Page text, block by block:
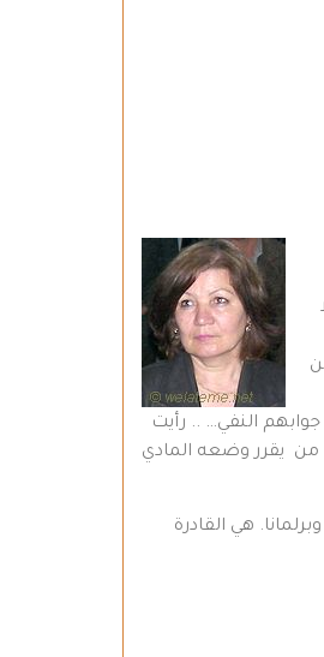
النفي… .. رأيت
من يقرر وضعه المادي
هي القادرة